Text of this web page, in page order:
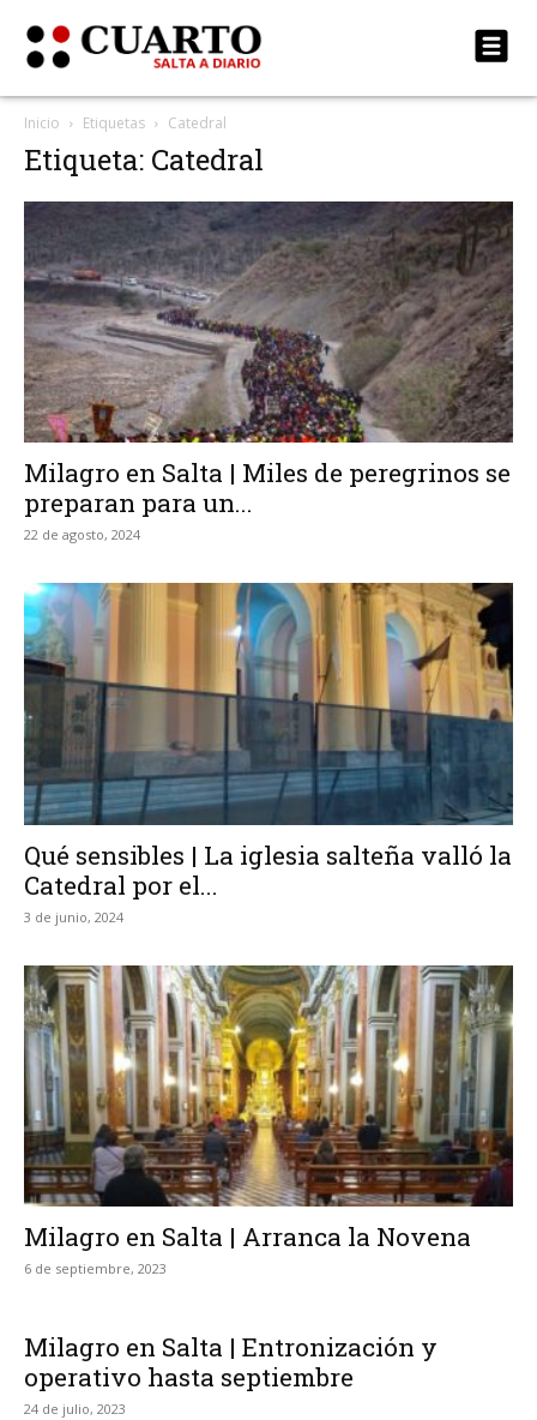
Inicio Etiquetas Catedral
Etiqueta: Catedral
Milagro en Salta | Miles de peregrinos se
preparan para un...
22 de agosto, 2024
Qué sensibles | La iglesia salteña valló la
Catedral por el...
3 de junio, 2024
Milagro en Salta | Arranca la Novena
6 de septiembre, 2023
Milagro en Salta | Entronización y
operativo hasta septiembre
24 de julio, 2023